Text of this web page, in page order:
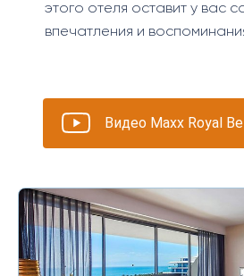
этого отеля оставит у вас
впечатления и
Видео Maxx Royal